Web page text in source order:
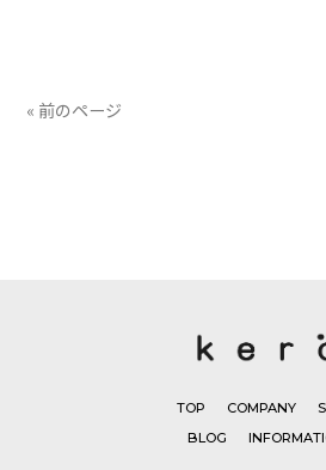
« 前のページ
TOP COMPANY
BLOG